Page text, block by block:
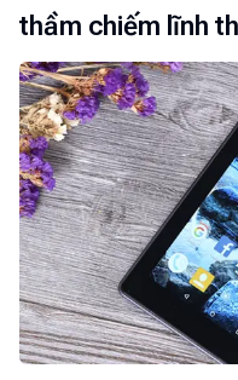
thầm chiếm lĩnh